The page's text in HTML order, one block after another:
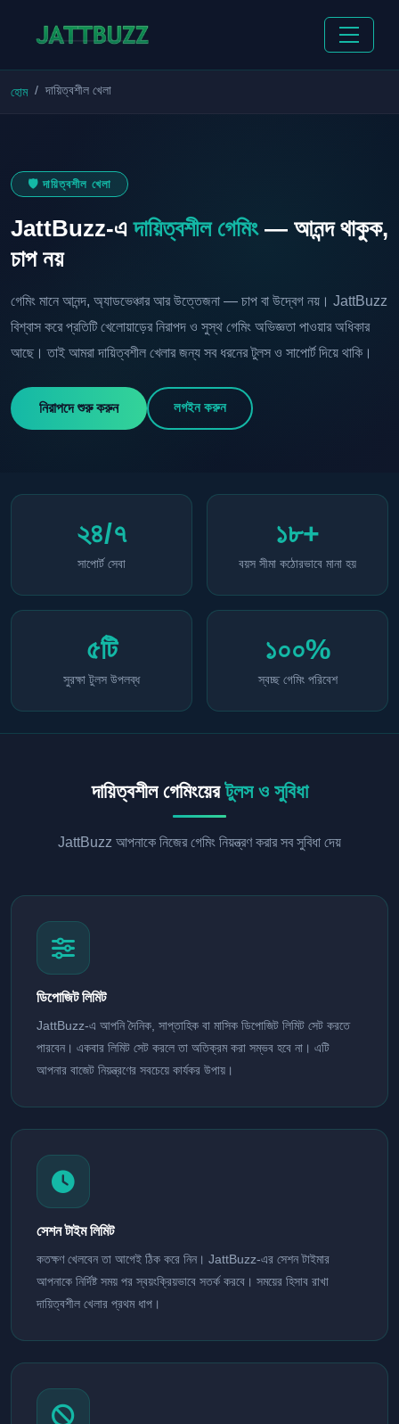
হোম দায়িত্বশীল খেলা
🛡️ দায়িত্বশীল খেলা
JattBuzz-এদায়িত্বশীল গেমিং— আনন্দ থাকুক,
চাপ নয়
গেমিং মানে আনন্দ, অ্যাডভেঞ্চার আর উত্তেজনা — চাপ বা উদ্বেগ নয়। JattBuzz
বিশ্বাস করে প্রতিটি খেলোয়াড়ের নিরাপদ ও সুস্থ গেমিং অভিজ্ঞতা পাওয়ার অধিকার
আছে। তাই আমরা দায়িত্বশীল খেলার জন্য সব ধরনের টুলস ও সাপোর্ট দিয়ে থাকি।
নিরাপদে শুরু করুন লগইন করুন
২৪/৭
সাপোর্ট সেবা
১৮+
বয়স সীমা কঠোরভাবে মানা হয়
৫টি
সুরক্ষা টুলস উপলব্ধ
১০০%
স্বচ্ছ গেমিং পরিবেশ
দায়িত্বশীল গেমিংয়েরটুলস ও সুবিধা
JattBuzz আপনাকে নিজের গেমিং নিয়ন্ত্রণ করার সব সুবিধা দেয়
ডিপোজিট লিমিট
JattBuzz-এ আপনি দৈনিক, সাপ্তাহিক বা মাসিক ডিপোজিট লিমিট সেট করতে
পারবেন। একবার লিমিট সেট করলে তা অতিক্রম করা সম্ভব হবে না। এটি
আপনার বাজেট নিয়ন্ত্রণের সবচেয়ে কার্যকর উপায়।
সেশন টাইম লিমিট
কতক্ষণ খেলবেন তা আগেই ঠিক করে নিন। JattBuzz-এর সেশন টাইমার
আপনাকে নির্দিষ্ট সময় পর স্বয়ংক্রিয়ভাবে সতর্ক করবে। সময়ের হিসাব রাখা
দায়িত্বশীল খেলার প্রথম ধাপ।